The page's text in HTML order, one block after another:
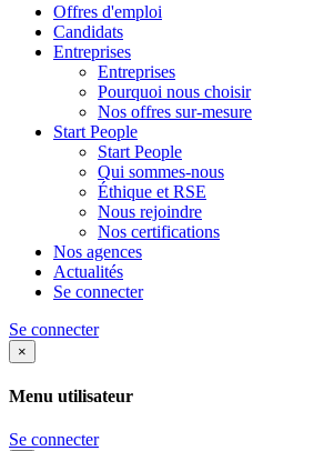
Offres d'emploi
Candidats
Entreprises
Entreprises
Pourquoi nous choisir
Nos offres sur-mesure
Start People
Start People
Qui sommes-nous
Éthique et RSE
Nous rejoindre
Nos certifications
Nos agences
Actualités
Se connecter
Se connecter
×
Menu utilisateur
Se connecter